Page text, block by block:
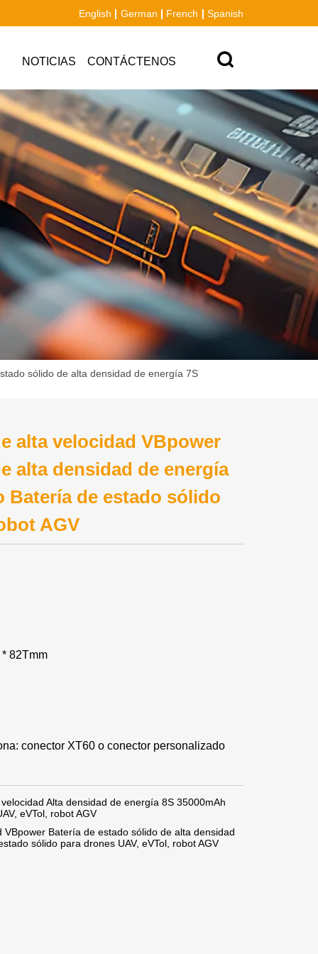
English German French Spanish
NOTICIAS CONTÁCTENOS
sólido de alta densidad de energía 7S
alta velocidad VBpower
alta densidad de energía
Batería de estado sólido
AGV
82Tmm
conector XT60 o conector personalizado
Alta densidad de energía 8S 35000mAh
eVTol, robot AGV
Batería de estado sólido de alta densidad
sólido para drones UAV, eVTol, robot AGV